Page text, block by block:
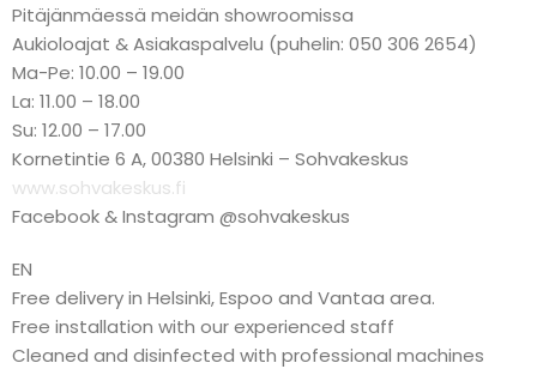
Pitäjänmäessä meidän showroomissa
Aukioloajat & Asiakaspalvelu (puhelin: 050 306 2654)
Ma-Pe: 10.00 – 19.00
La: 11.00 – 18.00
Su: 12.00 – 17.00
Kornetintie 6 A, 00380 Helsinki – Sohvakeskus
www.sohvakeskus.fi
Facebook & Instagram @sohvakeskus
EN
Free delivery in Helsinki, Espoo and Vantaa area.
Free installation with our experienced staff
Cleaned and disinfected with professional machines